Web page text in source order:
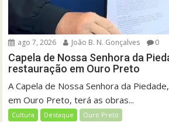
ago 7, 2026 João B. N. Gonçalves 0
Capela de Nossa Senhora da
restauração em Ouro Preto
A Capela de Nossa Senhora da
em Ouro Preto, terá as obras...
Cultura Destaque Ouro Preto